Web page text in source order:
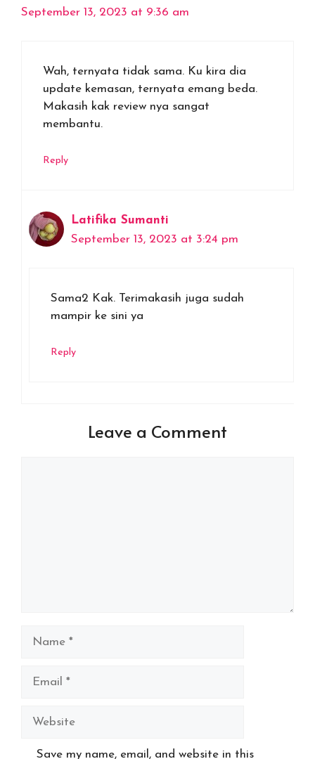
September 13, 2023 at 9:36 am
Wah, ternyata tidak sama. Ku kira dia
update kemasan, ternyata emang beda.
Makasih kak review nya sangat
membantu.
Reply
Latifika Sumanti
September 13, 2023 at 3:24 pm
Sama2 Kak. Terimakasih juga sudah
mampir ke sini ya
Reply
Leave a Comment
Website
Save my name, email, and website in this